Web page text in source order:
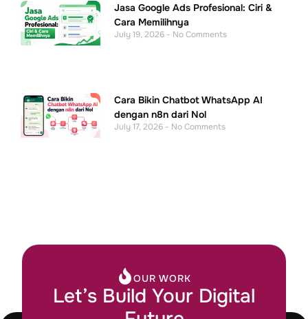
Jasa Google Ads Profesional: Ciri &
Cara Memilihnya
July 19, 2026 No Comments
Cara Bikin Chatbot WhatsApp AI
dengan n8n dari Nol
July 17, 2026 No Comments
OUR WORK
Let’s Build Your Digital